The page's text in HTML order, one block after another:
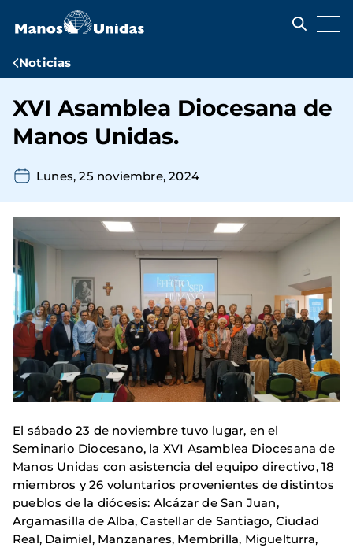
contenido
Ruta
navegación
Noticias
XVI Asamblea Diocesana de
Manos Unidas.
Lunes, 25 noviembre, 2024
El sábado 23 de noviembre tuvo lugar, en el
Seminario Diocesano, la XVI Asamblea Diocesana de
Manos Unidas con asistencia del equipo directivo, 18
miembros y 26 voluntarios provenientes de distintos
pueblos de la diócesis: Alcázar de San Juan,
Argamasilla de Alba, Castellar de Santiago, Ciudad
Real, Daimiel, Manzanares, Membrilla, Miguelturra,